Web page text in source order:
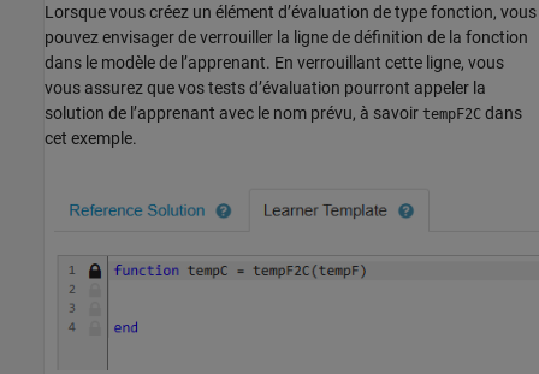
Lorsque vous créez un élément d’évaluation de type fonction, vous
pouvez envisager de verrouiller la ligne de définition de la fonction
dans le modèle de l’apprenant. En verrouillant cette ligne, vous
vous assurez que vos tests d’évaluation pourront appeler la
solution de l’apprenant avec le nom prévu, à savoir tempF2C dans
cet exemple.